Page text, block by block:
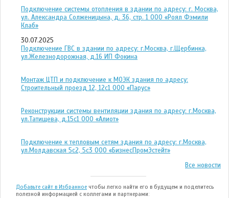
Подключение системы отопления в здании по адресу: г. Москва,
ул. Александра Солженицына, д. 36, стр. 1 ООО «Роял Фэмили
Клаб»
30.07.2025
Подключение ГВС в здании по адресу: г.Москва, г.Щербинка,
ул.Железнодорожная, д.16 ИП Фокина
Монтаж ЦТП и подключение к МОЭК здания по адресу:
Строительный проезд 12, 12с1 ООО «Парус»
Реконструкции системы вентиляции здания по адресу: г.Москва,
ул.Татищева, д.15с1 ООО «Алиот»
Подключение к тепловым сетям здания по адресу: г.Москва,
ул.Молдавская 5с2, 5с3 ООО «БизнесПромЭстейт»
Все новости
Добавьте сайт в Избранное чтобы легко найти его в будущем и поделитесь
полезной информацией с коллегами и партнерами: